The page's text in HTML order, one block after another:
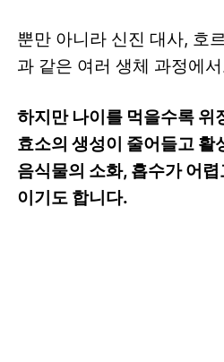
뿐만 아니라 신진 대사, 호
과 같은 여러 생체 과정에
하지만 나이를 먹을수록 위
효소의 생성이 줄어들고 활
음식물의 소화, 흡수가 어
이기도 합니다.